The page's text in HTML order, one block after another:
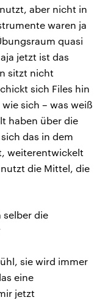
aber nicht in
waren ja
quasi
jetzt ist das
sitzt nicht
sich Files hin
sich – was weiß
haben über die
das in dem
weiterentwickelt
die Mittel, die
selber die
sie wird immer
eine
jetzt